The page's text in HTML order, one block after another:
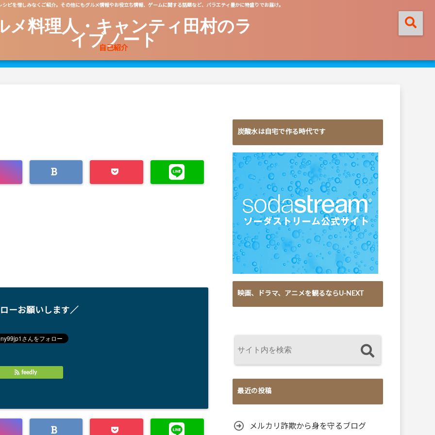
ピを惜しみなくご紹介。その他にもグルメ情報やお役立ち情報、ゲームに関する話題など、バラエティ豊かに特盛りでお届け。
メ料理人・キャンティ田村のラ
イブノート
自己紹介
ーお願いします／
feedly
炭酸水は自宅で作る時代です
映画、ドラマ、アニメを観るならU-NEXT
最近の投稿
メルカリ詐欺から身を守るブログ